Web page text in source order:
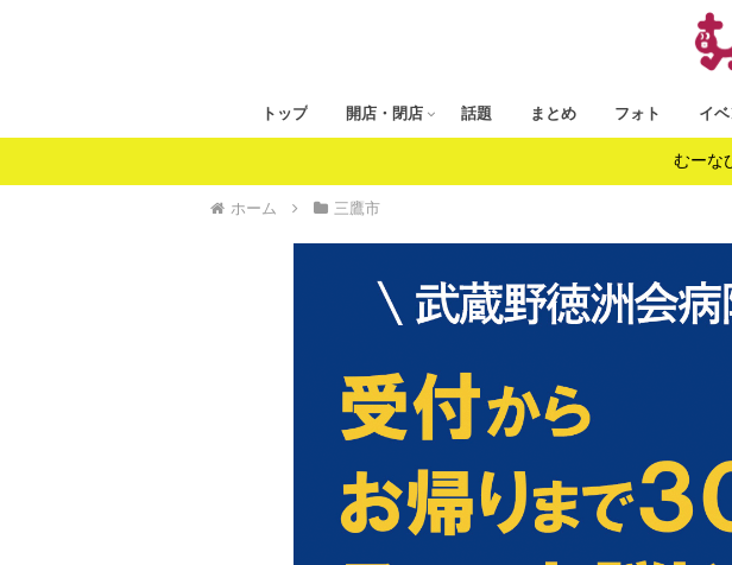
トップ 開店・閉店 話題 まとめ フォト イ
むーな
ホーム 三鷹市